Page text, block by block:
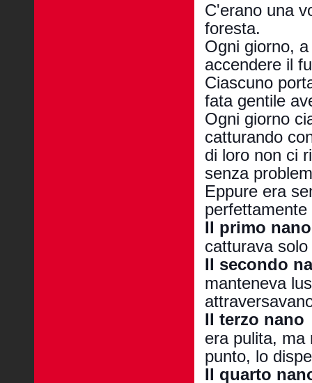
C'erano una
foresta.
Ogni giorno,
accendere il
Ciascuno
fata gentile
Ogni giorno
catturando
di loro non ci
senza
Eppure era
Il primo nano
catturava
Il secondo
manteneva
Il terzo nano
era pulita, ma
punto, lo
Il quarto